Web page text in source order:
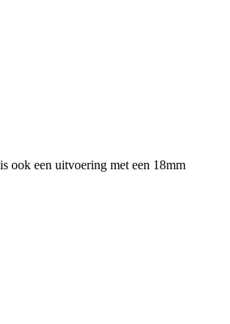
ook een uitvoering met een 18mm